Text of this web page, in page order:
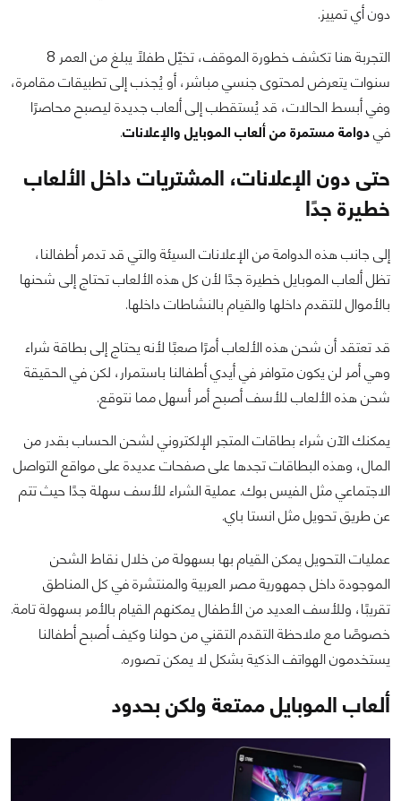
دون أي تمييز.
التجربة هنا تكشف خطورة الموقف، تخيّل طفلًا يبلغ من العمر 8
سنوات يتعرض لمحتوى جنسي مباشر، أو يُجذب إلى تطبيقات مقامرة،
وفي أبسط الحالات، قد يُستقطب إلى ألعاب جديدة ليصبح محاصرًا
فيدوامة مستمرة من ألعاب الموبايل والإعلانات.
حتى دون الإعلانات، المشتريات داخل الألعاب
خطيرة جدًا
إلى جانب هذه الدوامة من الإعلانات السيئة والتي قد تدمر أطفالنا،
تظل ألعاب الموبايل خطيرة جدًا لأن كل هذه الألعاب تحتاج إلى شحنها
بالأموال للتقدم داخلها والقيام بالنشاطات داخلها.
قد تعتقد أن شحن هذه الألعاب أمرًا صعبًا لأنه يحتاج إلى بطاقة شراء
وهي أمر لن يكون متوافر في أيدي أطفالنا باستمرار، لكن في الحقيقة
شحن هذه الألعاب للأسف أصبح أمر أسهل مما نتوقع.
يمكنك الآن شراء بطاقات المتجر الإلكتروني لشحن الحساب بقدر من
المال، وهذه البطاقات تجدها على صفحات عديدة على مواقع التواصل
الاجتماعي مثل الفيس بوك. عملية الشراء للأسف سهلة جدًا حيث تتم
عن طريق تحويل مثل انستا باي.
عمليات التحويل يمكن القيام بها بسهولة من خلال نقاط الشحن
الموجودة داخل جمهورية مصر العربية والمنتشرة في كل المناطق
تقريبًا، وللأسف العديد من الأطفال يمكنهم القيام بالأمر بسهولة تامة.
خصوصًا مع ملاحظة التقدم التقني من حولنا وكيف أصبح أطفالنا
يستخدمون الهواتف الذكية بشكل لا يمكن تصوره.
ألعاب الموبايل ممتعة ولكن بحدود